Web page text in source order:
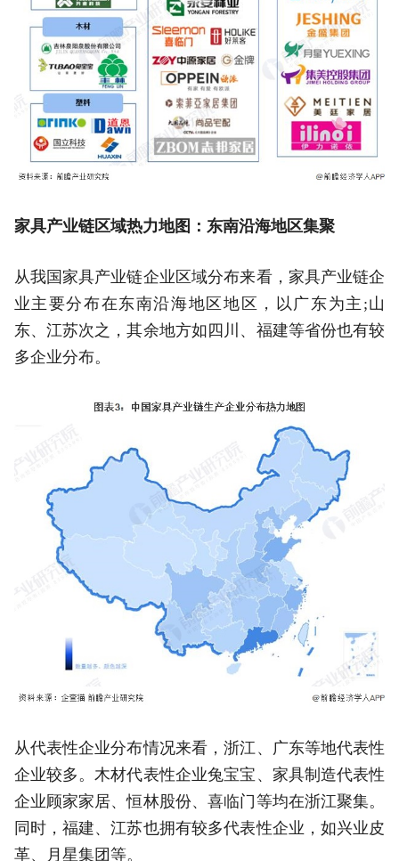
家具产业链区域热力地图：东南沿海地区集聚
从我国家具产业链企业区域分布来看，家具产业链企
业主要分布在东南沿海地区地区，以广东为主;山
东、江苏次之，其余地方如四川、福建等省份也有较
多企业分布。
从代表性企业分布情况来看，浙江、广东等地代表性
企业较多。木材代表性企业兔宝宝、家具制造代表性
企业顾家家居、恒林股份、喜临门等均在浙江聚集。
同时，福建、江苏也拥有较多代表性企业，如兴业皮
革、月星集团等。